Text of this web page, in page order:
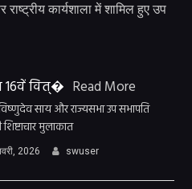
कार्यशाला में शामिल हुए उप
16वें वित्� Read More
साय और राज्यसभा उप सभापति
मुलाकात
2026 swuser